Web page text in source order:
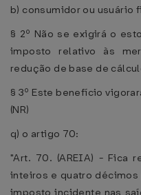
b) consumidor ou usuário
§ 2º Não se exigirá o
imposto relativo às
redução de base de
§ 3º Este benefício
(NR)
q) o artigo 70:
"Art. 70. (AREIA) - Fica
inteiros e quatro
imposto incidente nas